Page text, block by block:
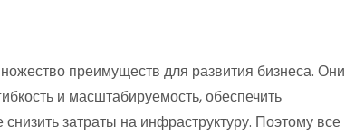
преимуществ для развития бизнеса. Они
и масштабируемость, обеспечить
затраты на инфраструктуру. Поэтому все